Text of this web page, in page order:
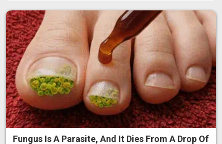
Fungus Is A Parasite, And It Dies From A Drop Of